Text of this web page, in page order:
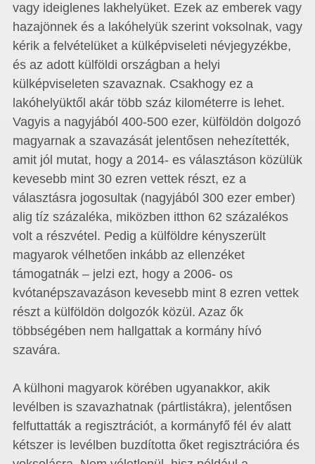
vagy ideiglenes lakhelyüket. Ezek az emberek vagy
hazajönnek és a lakóhelyük szerint voksolnak, vagy
kérik a felvételüket a külképviseleti névjegyzékbe,
és az adott külföldi országban a helyi
külképviseleten szavaznak. Csakhogy ez a
lakóhelyüktől akár több száz kilométerre is lehet.
Vagyis a nagyjából 400-500 ezer, külföldön dolgozó
magyarnak a szavazását jelentősen nehezítették,
amit jól mutat, hogy a 2014- es választáson közülük
kevesebb mint 30 ezren vettek részt, ez a
választásra jogosultak (nagyjából 300 ezer ember)
alig tíz százaléka, miközben itthon 62 százalékos
volt a részvétel. Pedig a külföldre kényszerült
magyarok vélhetően inkább az ellenzéket
támogatnák – jelzi ezt, hogy a 2006- os
kvótanépszavazáson kevesebb mint 8 ezren vettek
részt a külföldön dolgozók közül. Azaz ők
többségében nem hallgattak a kormány hívó
szavára.
A külhoni magyarok körében ugyanakkor, akik
levélben is szavazhatnak (pártlistákra), jelentősen
felfuttatták a regisztrációt, a kormányfő fél év alatt
kétszer is levélben buzdította őket regisztrációra és